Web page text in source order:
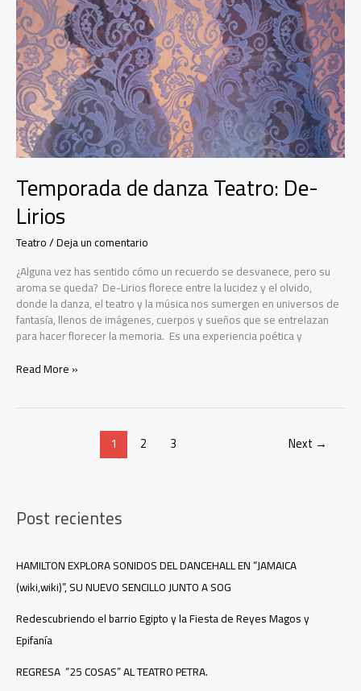
Temporada de danza Teatro: De-
Lirios
Teatro/Deja un comentario
¿Alguna vez has sentido cómo un recuerdo se desvanece, pero su
aroma se queda? De-Lirios florece entre la lucidez y el olvido,
donde la danza, el teatro y la música nos sumergen en universos de
fantasía, llenos de imágenes, cuerpos y sueños que se entrelazan
para hacer florecer la memoria. Es una experiencia poética y
Temporada
Read More »
1 2 3 Next →
Post recientes
HAMILTON EXPLORA SONIDOS DEL DANCEHALL EN “JAMAICA
(wiki,wiki)”, SU NUEVO SENCILLO JUNTO A SOG
Redescubriendo el barrio Egipto y la Fiesta de Reyes Magos y
Epifanía
REGRESA “25 COSAS” AL TEATRO PETRA.